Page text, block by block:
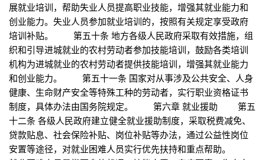
展就业培训，帮助失业人员提高职业技能，增强其就业能力和
创业能力。失业人员参加就业培训的，按照有关规定享受政府
培训补贴。 第五十条 地方各级人民政府采取有效措施，组
织和引导进城就业的农村劳动者参加技能培训，鼓励各类培训
机构为进城就业的农村劳动者提供技能培训，增强其就业能力
和创业能力。 第五十一条 国家对从事涉及公共安全、人身
健康、生命财产安全等特殊工种的劳动者，实行职业资格证书
制度，具体办法由国务院规定。 第六章 就业援助 第五
十二条 各级人民政府建立健全就业援助制度，采取税费减免、
贷款贴息、社会保险补贴、岗位补贴等办法，通过公益性岗位
安置等途径，对就业困难人员实行优先扶持和重点帮助。